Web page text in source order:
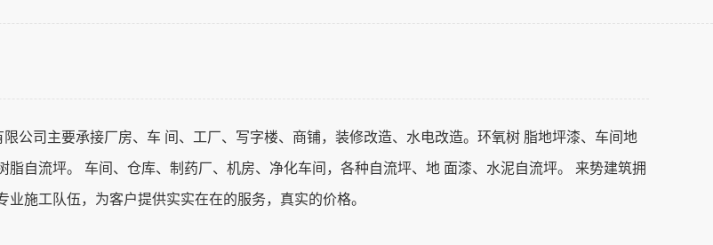
公司 主要承接厂房、车 间、工厂、写字楼、商铺，装修改造、水电改造。环氧树 脂地坪漆、车间地
脂自流坪。 车间、仓库、制药厂、机房、净化车间，各种自流坪、地 面漆、水泥自流坪。 来势建筑拥
业施工队伍，为客户提供实实在在的服务，真实的价格。